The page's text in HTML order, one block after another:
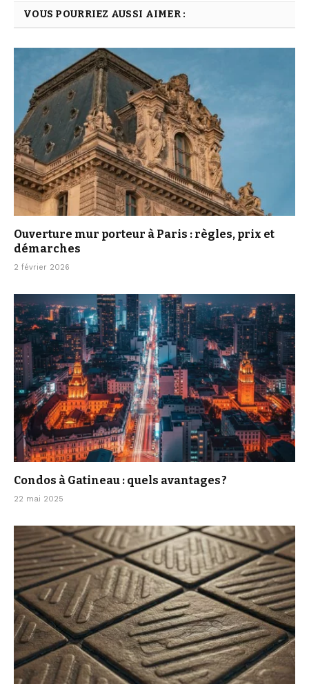
VOUS POURRIEZ AUSSI AIMER :
Ouverture mur porteur à Paris : règles, prix et
démarches
2 février 2026
Condos à Gatineau : quels avantages ?
22 mai 2025